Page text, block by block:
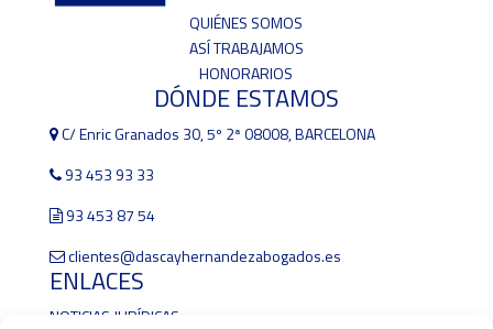
QUIÉNES SOMOS
ASÍ TRABAJAMOS
HONORARIOS
DÓNDE ESTAMOS
C/ Enric Granados 30, 5º 2ª 08008, BARCELONA
93 453 93 33
93 453 87 54
clientes@dascayhernandezabogados.es
ENLACES
NOTICIAS JURÍDICAS